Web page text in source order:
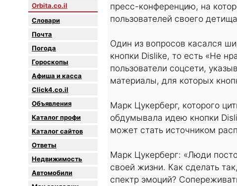
Orbita.co.il
Словари
Почта
Погода
Гороскопы
Афиша и касса
Click4.co.il
Объявления
Каталог профи
Каталог сайтов
Oтветы
Недвижимость
Автомобили
пресс-конференцию, на
пользователей своего
Один из вопросов касался
кнопки Dislike, то есть «Не
пользователи соцсети,
материалы, для которых
Марк Цукерберг, которого
обдумывала идею кнопки
может стать источником
Марк Цукерберг: «Люди
своей жизни. Как сделать
спектр эмоций?